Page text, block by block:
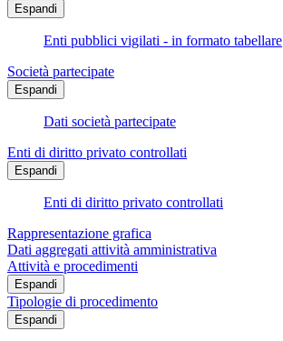
Espandi
Enti pubblici vigilati - in formato tabellare
Società partecipate
Espandi
Dati società partecipate
Enti di diritto privato controllati
Espandi
Enti di diritto privato controllati
Rappresentazione grafica
Dati aggregati attività amministrativa
Attività e procedimenti
Espandi
Tipologie di procedimento
Espandi